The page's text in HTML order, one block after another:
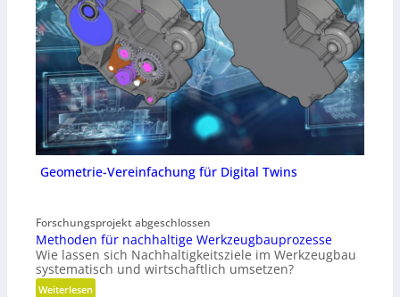
Geometrie-Vereinfachung für Digital Twins
Forschungsprojekt abgeschlossen
Methoden für nachhaltige Werkzeugbauprozesse
Wie lassen sich Nachhaltigkeitsziele im Werkzeugbau
systematisch und wirtschaftlich umsetzen?
Weiterlesen: